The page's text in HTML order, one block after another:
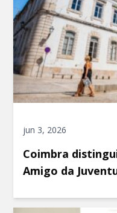
jun 3, 2026
Coimbra
Amigo da